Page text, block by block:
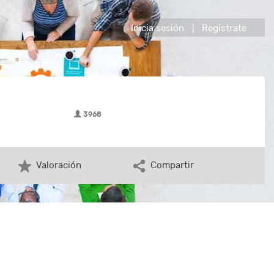
Inicia sesión Regístrate
3968
Valoración Compartir